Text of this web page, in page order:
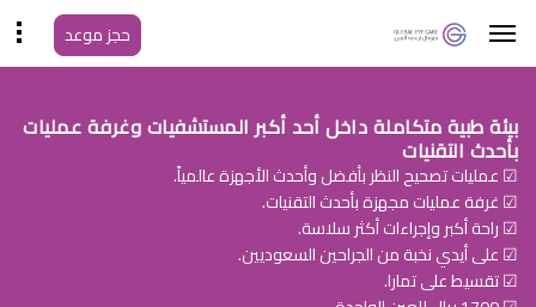
حجز موعد
بيئة طبية متكاملة داخل أحد أكبر المستشفيات وغرفة عمليات
بأحدث التقنيات
☑ عمليات تصحيح النظر بأفضل وأحدث الأجهزة عالمياً.
☑ غرفة عمليات مجهزة بأحدث التقنيات.
☑ راحة أكبر وإجراءات أكثر سلاسة.
☑ على أيدي نخبة من الجراحين السعوديين.
☑ تقسيط على تمارا.